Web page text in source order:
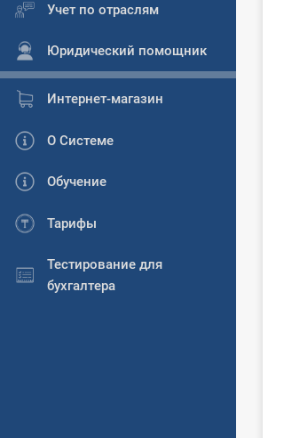
Учет по отраслям
Юридический помощник
Интернет-магазин
О Системе
Обучение
Тарифы
Тестирование для
бухгалтера